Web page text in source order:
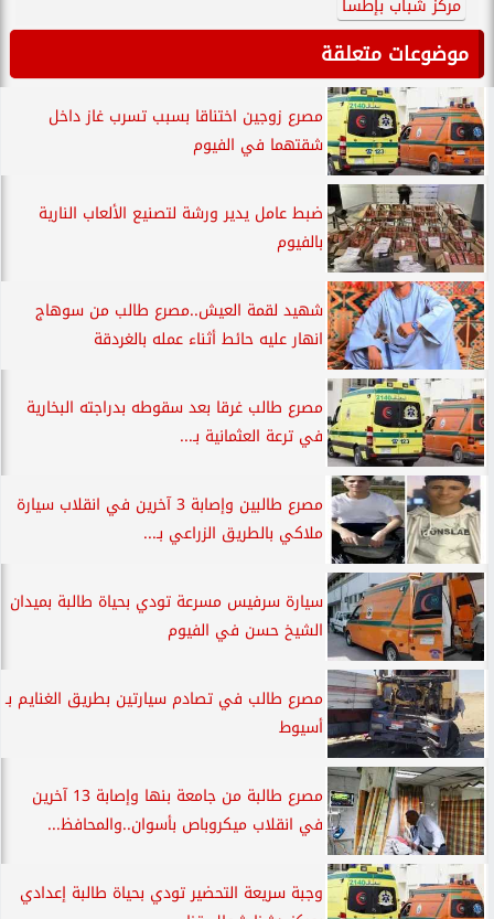
موضوعات متعلقة
مصرع زوجين اختناقا بسبب تسرب غاز داخل
شقتهما في الفيوم
ضبط عامل يدير ورشة لتصنيع الألعاب النارية
بالفيوم
شهيد لقمة العيش..مصرع طالب من سوهاج
انهار عليه حائط أثناء عمله بالغردقة
مصرع طالب غرقا بعد سقوطه بدراجته البخارية
في ترعة العثمانية بـ...
مصرع طالبين وإصابة 3 آخرين في انقلاب سيارة
ملاكي بالطريق الزراعي بـ...
سيارة سرفيس مسرعة تودي بحياة طالبة بميدان
الشيخ حسن في الفيوم
مصرع طالب في تصادم سيارتين بطريق الغنايم بـ
أسيوط
مصرع طالبة من جامعة بنها وإصابة 13 آخرين
في انقلاب ميكروباص بأسوان..والمحافظ...
وجبة سريعة التحضير تودي بحياة طالبة إعدادي